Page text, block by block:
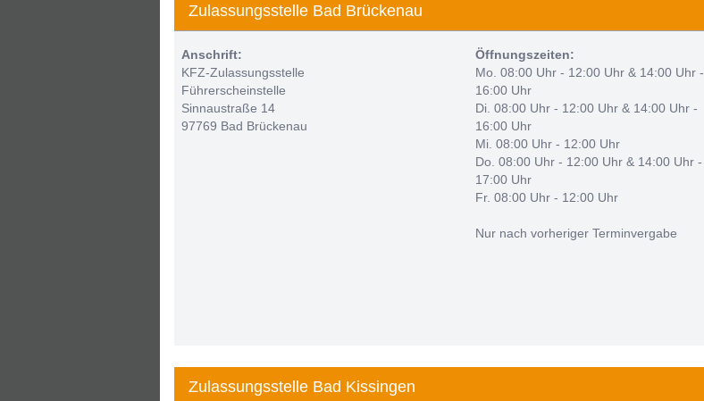
Zulassungsstelle Bad Brückenau
Anschrift:
KFZ-Zulassungsstelle
Führerscheinstelle
Sinnaustraße 14
97769 Bad Brückenau
Öffnungszeiten:
Mo. 08:00 Uhr - 12:00 Uhr & 14:00 Uhr -
16:00 Uhr
Di. 08:00 Uhr - 12:00 Uhr & 14:00 Uhr -
16:00 Uhr
Mi. 08:00 Uhr - 12:00 Uhr
Do. 08:00 Uhr - 12:00 Uhr & 14:00 Uhr -
17:00 Uhr
Fr. 08:00 Uhr - 12:00 Uhr
Nur nach vorheriger Terminvergabe
Zulassungsstelle Bad Kissingen